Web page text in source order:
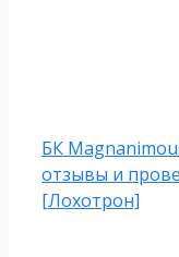
БК
отзывы и
[Лохотрон]